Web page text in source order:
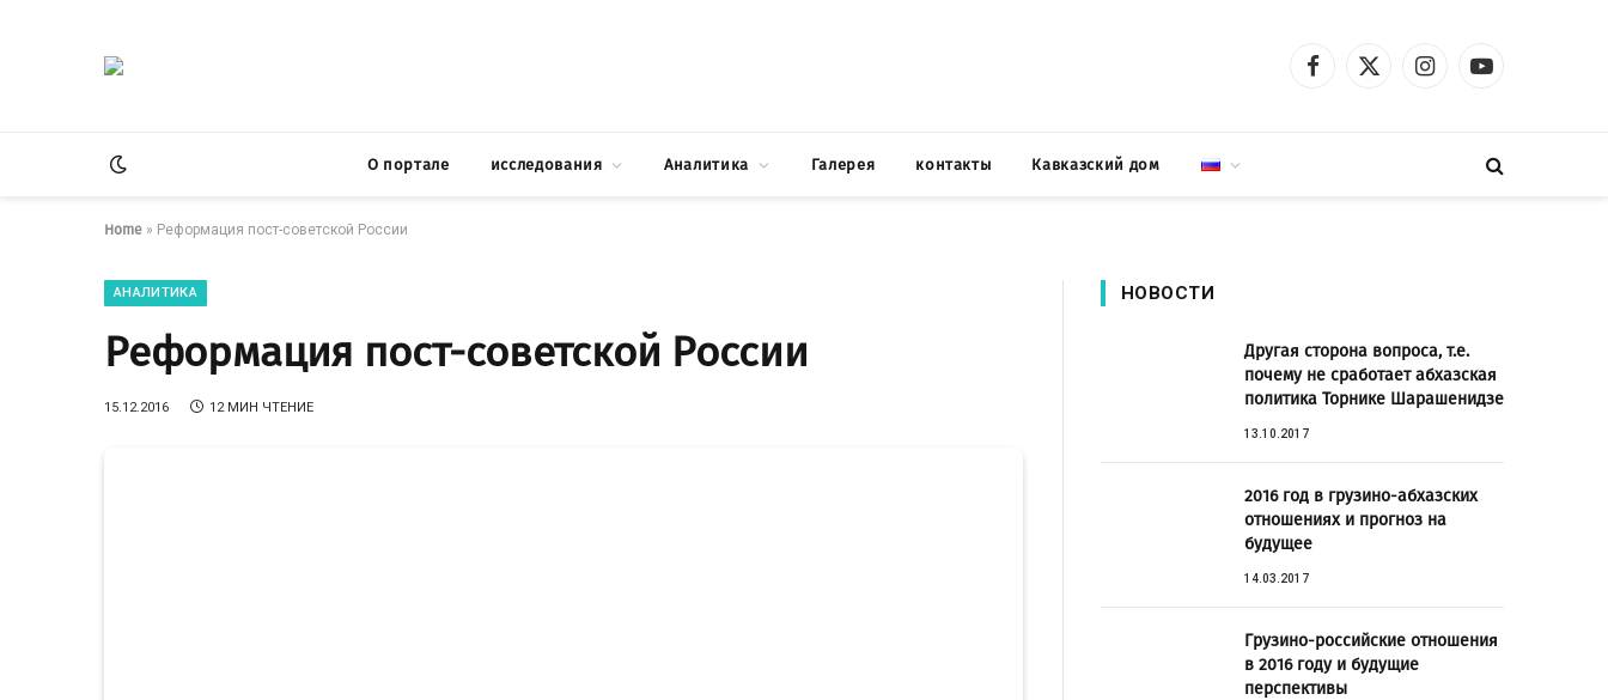
Facebook
X
InstagramYouTube
О портале исследования Аналитика Галерея контакты Кавказский дом
Home » Реформация пост-советской России
АНАЛИТИКА
Реформация пост-советской России
15.12.2016 12 МИН ЧТЕНИЕ
НОВОСТИ
Другая сторона вопроса, т.е.
почему не сработает абхазская
политика Торнике Шарашенидзе
13.10.2017
2016 год в грузино-абхазских
отношениях и прогноз на
будущее
14.03.2017
Грузино-российские отношения
в 2016 году и будущие
перспективы